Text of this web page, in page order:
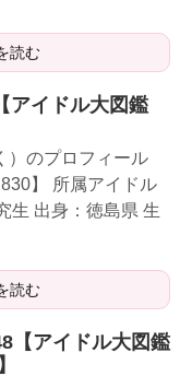
読む
アイドル大図鑑
）のプロフィール
】 所属アイドル
生 出身：徳島県 生
読む
【アイドル大図鑑